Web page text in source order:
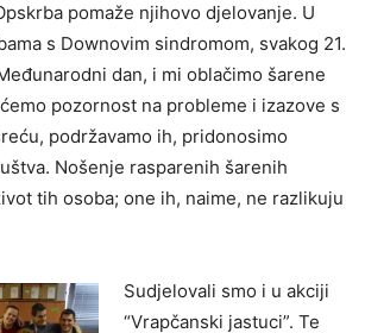
pomaže njihovo djelovanje. U
s Downovim sindromom, svakog 21.
dan, i mi oblačimo šarene
pozornost na probleme i izazove s
podržavamo ih, pridonosimo
Nošenje rasparenih šarenih
tih osoba; one ih, naime, ne razlikuju
Sudjelovali smo i u akciji
“Vrapčanski jastuci”. Te